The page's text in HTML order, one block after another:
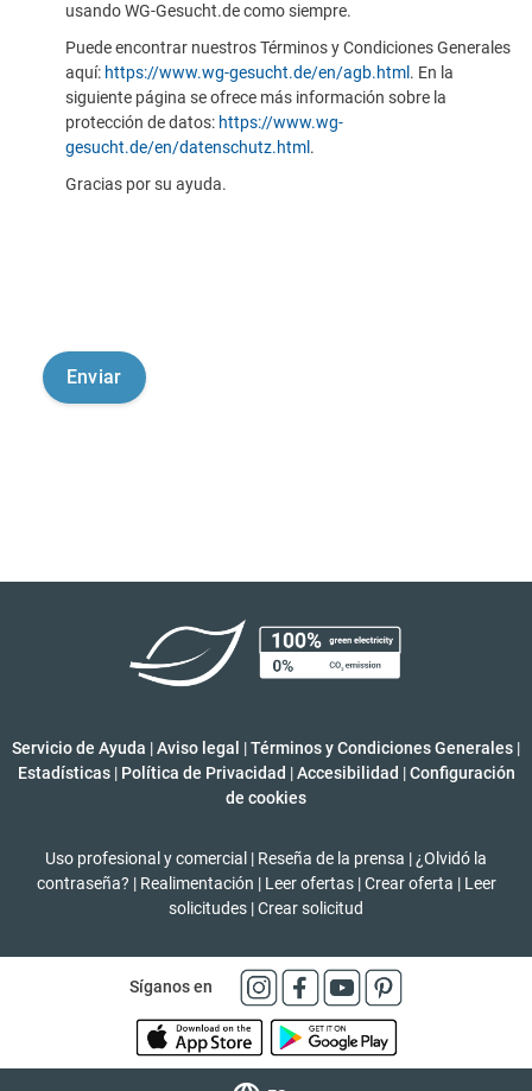
usando WG-Gesucht.de como siempre.
Puede encontrar nuestros Términos y Condiciones Generales
aquí: https://www.wg-gesucht.de/en/agb.html . En la
siguiente página se ofrece más información sobre la
protección de datos: https://www.wg-
gesucht.de/en/datenschutz.html .
Gracias por su ayuda.
Servicio de Ayuda |Aviso legal |Términos y Condiciones Generales |
Estadísticas | Política de Privacidad | Accesibilidad | Configuración
de cookies
Uso profesional y comercial | Reseña de la prensa | ¿Olvidó la
contraseña? | Realimentación | Leer ofertas | Crear oferta | Leer
solicitudes |Crear solicitud
Síganos en